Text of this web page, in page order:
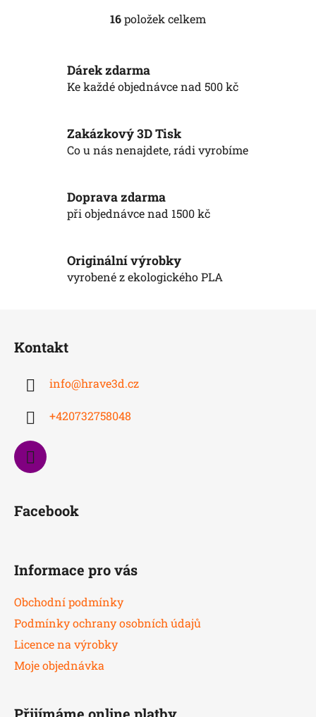
O
d
í
p
k
y
p
i
s
16položek celkem
Dárek zdarma
Ke každé objednávce nad 500 kč
Zakázkový 3D Tisk
Co u nás nenajdete, rádi vyrobíme
Doprava zdarma
při objednávce nad 1500 kč
Originální výrobky
vyrobené z ekologického PLA
Kontakt
info@hrave3d.cz
+420732758048
Facebook
Informace pro vás
Obchodní podmínky
Podmínky ochrany osobních údajů
Licence na výrobky
Moje objednávka